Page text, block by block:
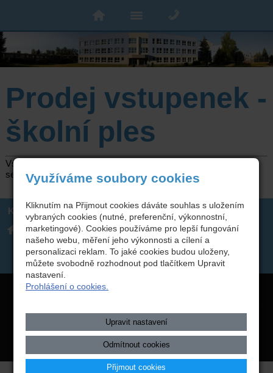
Prodej vstupenek -
školní ples
Vstupenky na školní ples se budou prodávat od
sekretariátu školy.
Kontakt
Integrovaná střední škola
technická, Benešov,
Černoleská 1997
317 723 131
skola(zavináč)isstbn.cz
Datová schránka: rzpw2gi
ISSBN(zavináč)kr-s.cz
Twitter
Copyright © 2026 Integrovaná střední škola technická, Benešov,
registrátora v ČR
Využíváme soubory cookies
Kliknutím na Přijmout cookies dáváte souhlas s uložením
vybraných cookies (nutné, preferenční, výkonnostní,
marketingové). Cookies používáme pro lepší fungování
našeho webu, měření jeho výkonnosti a cílení a
personalizaci reklam. To jaké cookies budou uloženy,
můžete svobodně rozhodnout pod tlačítkem Upravit
nastavení.
Prohlášení o cookies.
Upravit nastavení
Odmítnout cookies
Přijmout cookies